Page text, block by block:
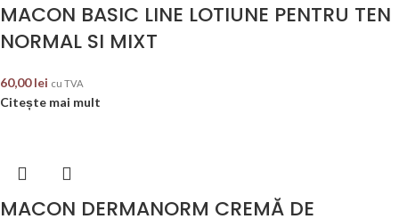
MACON BASIC LINE LOTIUNE PENTRU TEN
NORMAL SI MIXT
60,00lei cu TVA
Citește mai mult
MACON DERMANORM CREMĂ DE